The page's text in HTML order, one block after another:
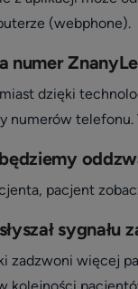
(webphone).
numer
dzięki
numerów
pacjent
sygnału
zadzwoni więcej